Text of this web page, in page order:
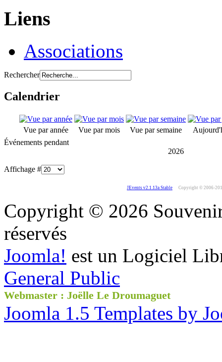
Liens
Associations
Rechercher
Calendrier
Vue par année Vue par mois Vue par semaine
Événements pendant
2026
Affichage #
JEvents v2.1.13a Stable Copyright © 2006-
Copyright © 2026
réservés
Joomla! est un Logiciel
General Public
Webmaster : Joëlle Le Droumaguet
Joomla 1.5 Templates by